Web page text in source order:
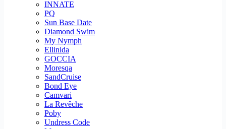
INNATE
PQ
Sun Base Date
Diamond Swim
My Nymph
Ellinida
GOCCIA
Moresqa
SandCruise
Bond Eye
Camvari
La Revêche
Poby
Undress Code